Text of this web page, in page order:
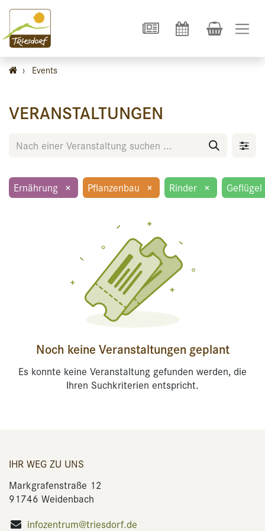
› Events
VERANSTALTUNGEN
Ernährung × Pflanzenbau × Rinder × Geflügel
Noch keine Veranstaltungen geplant
Es konnte keine Veranstaltung gefunden werden, die
Ihren Suchkriterien entspricht.
IHR WEG ZU UNS
Markgrafenstraße 12
91746 Weidenbach
infozentrum@triesdorf.de